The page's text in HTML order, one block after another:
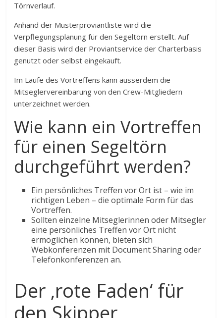
Törnverlauf.
Anhand der Musterproviantliste wird die
Verpflegungsplanung für den Segeltörn erstellt. Auf
dieser Basis wird der Proviantservice der Charterbasis
genutzt oder selbst eingekauft.
Im Laufe des Vortreffens kann ausserdem die
Mitseglervereinbarung von den Crew-Mitgliedern
unterzeichnet werden.
Wie kann ein Vortreffen
für einen Segeltörn
durchgeführt werden?
Ein persönliches Treffen vor Ort ist – wie im
richtigen Leben – die optimale Form für das
Vortreffen.
Sollten einzelne Mitseglerinnen oder Mitsegler
eine persönliches Treffen vor Ort nicht
ermöglichen können, bieten sich
Webkonferenzen mit Document Sharing oder
Telefonkonferenzen an.
Der ‚rote Faden‘ für
den Skipper